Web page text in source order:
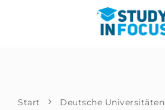
SZENARIEN
METHODIK
Start Deutsche Universitäten